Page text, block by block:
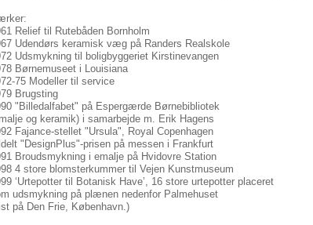
Relief til Rutebåden Bornholm
Udendørs keramisk væg på Randers Realskole
Udsmykning til boligbyggeriet Kirstinevangen
Børnemuseet i Louisiana
75 Modeller til service
Brugsting
"Billedalfabet" på Espergærde Børnebibliotek
og keramik) i samarbejde m. Erik Hagens
Fajance-stellet "Ursula", Royal Copenhagen
"DesignPlus"-prisen på messen i Frankfurt
Broudsmykning i emalje på Hvidovre Station
4 store blomsterkummer til Vejen Kunstmuseum
‘Urtepotter til Botanisk Have’, 16 store urtepotter placeret
udsmykning på plænen nedenfor Palmehuset
på Den Frie, København.)